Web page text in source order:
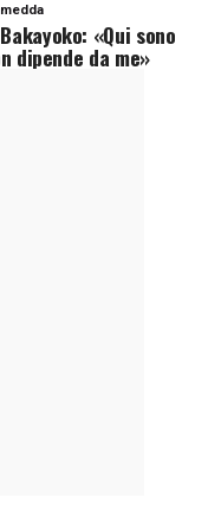
«Qui sono
dipende da me»